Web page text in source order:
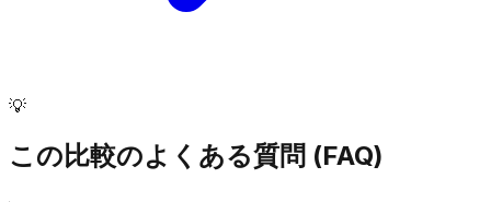
💡
この比較のよくある質問 (FAQ)